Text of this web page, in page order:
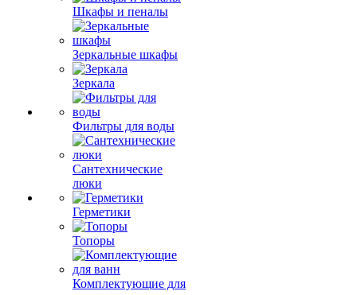
Шкафы и пеналы
Зеркальные шкафы
Зеркала
Фильтры для воды
Сантехнические
люки
Герметики
Топоры
Комплектующие для